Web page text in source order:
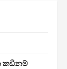
කඩිනම්